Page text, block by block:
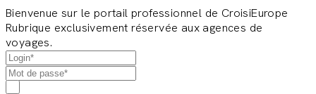
Bienvenue sur le portail professionnel de CroisiEurope
Rubrique exclusivement réservée aux agences de
voyages.